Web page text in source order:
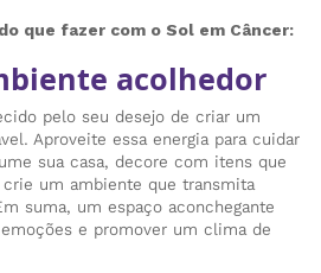
que fazer com o Sol em Câncer:
acolhedor
pelo seu desejo de criar um
Aproveite essa energia para cuidar
sua casa, decore com itens que
um ambiente que transmita
suma, um espaço aconchegante
e promover um clima de